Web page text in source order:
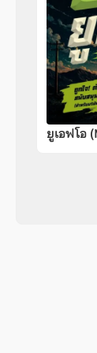
ยูเอฟโอ